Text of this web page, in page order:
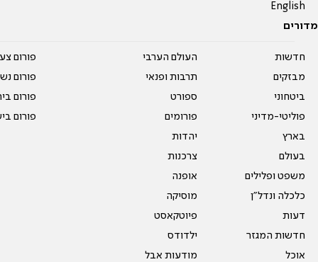
English
מדורים
חדשות
מבזקים
ביטחוני
פוליטי-מדיני
בארץ
בעולם
משפט ופלילים
כלכלה ונדל"ן
דעות
חדשות המגזר
אוכל
העולם הערבי
תרבות ופנאי
ספורט
פורומים
יהדות
צרכנות
אופנה
מוסיקה
פיוטקאסט
ילדודס
מודעות אבל
פורום
פורום
פורום
פורום